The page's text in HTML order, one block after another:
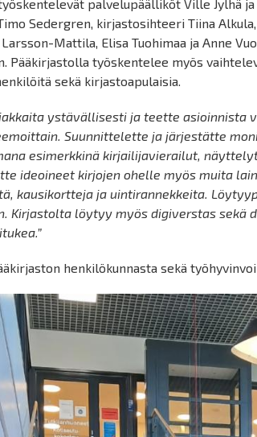
palvelupäälliköt Ville Jylhä
Sedergren, kirjastosihteeri Tiina
Mattila, Elisa Tuohimaa ja Anne
Pääkirjastolla työskentelee myös
sekä kirjastoapulaisia.
ystävällisesti ja teette asioinnista
Suunnittelette ja järjestätte
esimerkkinä kirjailijavierailut,
ideoineet kirjojen ohelle myös muita
kausikortteja ja uintirannekkeita.
Kirjastolta löytyy myös digiverstas sekä
henkilökunnasta sekä